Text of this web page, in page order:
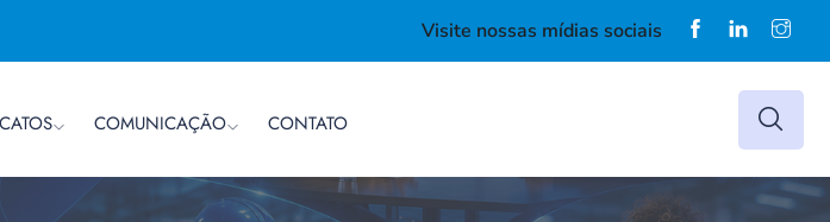
Visite nossas mídias sociais
COMUNICAÇÃO CONTATO